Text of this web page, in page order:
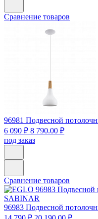
Сравнение товаров
96981 Подвесной
6 090 ₽ 8 790.00 ₽
под заказ
Сравнение товаров
96983 Подвесной